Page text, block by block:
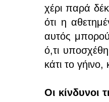
χέρι παρά
ότι η
αυτός
ό,τι
κάτι το
Οι κίνδυνοι